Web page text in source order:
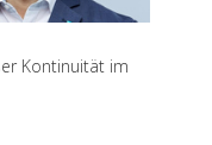
Kontinuität im